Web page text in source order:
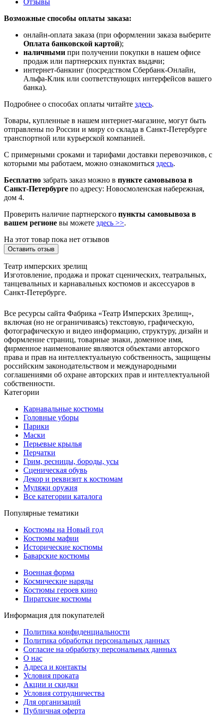
Отзывы
Возможные способы оплаты заказа:
онлайн-оплата заказа (при оформлении заказа выберите
Оплата банковской картой);
наличными при получении покупки в нашем офисе
продаж или партнерских пунктах выдачи;
интернет-банкинг (посредством Сбербанк-Онлайн,
Альфа-Клик или соответствующих интерфейсов вашего
банка).
Подробнее о способах оплаты читайте здесь.
Товары, купленные в нашем интернет-магазине, могут быть
отправлены по России и миру со склада в Санкт-Петербурге
транспортной или курьерской компанией.
С примерными сроками и тарифами доставки перевозчиков, с
которыми мы работаем, можно ознакомиться здесь.
Бесплатно забрать заказ можно в пункте самовывоза в
Санкт-Петербурге по адресу: Новосмоленская набережная,
дом 4.
Проверить наличие партнерского пункты самовывоза в
вашем регионе вы можете здесь >>.
На этот товар пока нет отзывов
Оставить отзыв
Театр имперских зрелищ
Изготовление, продажа и прокат сценических, театральных,
танцевальных и карнавальных костюмов и аксессуаров в
Санкт-Петербурге.
Все ресурсы сайта Фабрика «Театр Имперских Зрелищ»,
включая (но не ограничиваясь) текстовую, графическую,
фотографическую и видео информацию, структуру, дизайн и
оформление страниц, товарные знаки, доменное имя,
фирменное наименование являются объектами авторского
права и прав на интеллектуальную собственность, защищены
российским законодательством и международными
соглашениями об охране авторских прав и интеллектуальной
собственности.
Категории
Карнавальные костюмы
Головные уборы
Парики
Маски
Перьевые крылья
Перчатки
Грим, ресницы, бороды, усы
Сценическая обувь
Декор и реквизит к костюмам
Муляжи оружия
Все категории каталога
Популярные тематики
Костюмы на Новый год
Костюмы мафии
Исторические костюмы
Баварские костюмы
Военная форма
Космические наряды
Костюмы героев кино
Пиратские костюмы
Информация для покупателей
Политика конфиденциальности
Политика обработки персональных данных
Согласие на обработку персональных данных
О нас
Адреса и контакты
Условия проката
Акции и скидки
Условия сотрудничества
Для организаций
Публичная оферта